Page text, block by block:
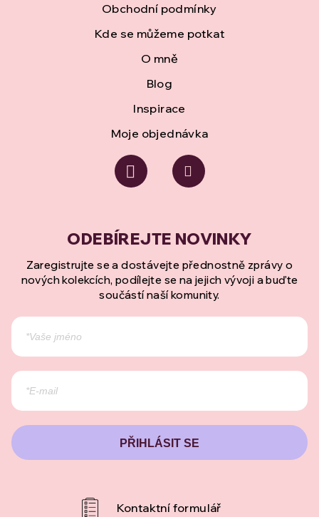
Obchodní podmínky
Kde se můžeme potkat
O mně
Blog
Inspirace
Moje objednávka
Zaregistrujte se a dostávejte přednostně zprávy o
nových kolekcích, podílejte se na jejich vývoji a buďte
součástí naší komunity.
PŘIHLÁSIT SE